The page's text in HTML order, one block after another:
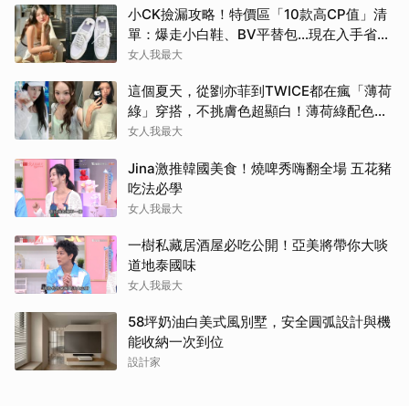
小CK撿漏攻略！特價區「10款高CP值」清
單：爆走小白鞋、BV平替包…現在入手省一
筆
女人我最大
這個夏天，從劉亦菲到TWICE都在瘋「薄荷
綠」穿搭，不挑膚色超顯白！薄荷綠配色公
開
女人我最大
Jina激推韓國美食！燒啤秀嗨翻全場 五花豬
吃法必學
女人我最大
一樹私藏居酒屋必吃公開！亞美將帶你大啖
道地泰國味
女人我最大
58坪奶油白美式風別墅，安全圓弧設計與機
能收納一次到位
設計家